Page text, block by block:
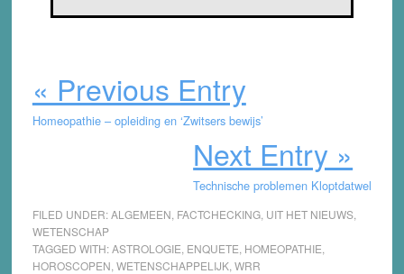
« Previous Entry
Homeopathie – opleiding en ‘Zwitsers bewijs’
Next Entry »
Technische problemen Kloptdatwel
FILED UNDER:ALGEMEEN FACTCHECKING, UIT HET NIEUWS,
WETENSCHAP
TAGGED WITH:ASTROLOGIE ENQUETE HOMEOPATHIE
HOROSCOPEN WETENSCHAPPELIJK, WRR